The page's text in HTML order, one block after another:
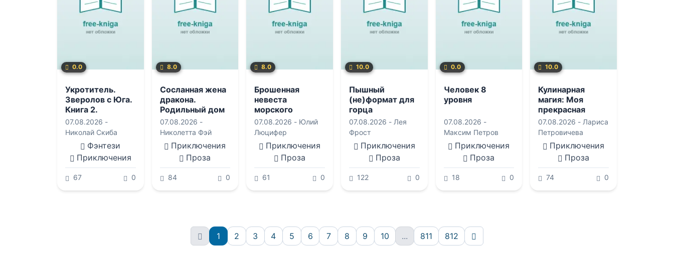
0.0
Укротитель.
Зверолов с Юга.
Книга 2.
07.08.2026 -
Николай Скиба
Фэнтези
Приключения
67 0
8.0
Сосланная жена
дракона.
Родильный дом
на краю
Империи
07.08.2026 -
Николетта Фэй
Приключения
Проза
84 0
8.0
Брошенная
невеста
морского
дракона.Хозяйка
Штормового
приюта
07.08.2026 - Юлий
Люцифер
Приключения
Проза
61 0
10.0
Пышный
(не)формат для
горца
07.08.2026 - Лея
Фрост
Приключения
Проза
122 0
0.0
Человек 8
уровня
07.08.2026 -
Максим Петров
Приключения
Проза
18 0
10.0
Кулинарная
магия: Моя
прекрасная
повариха. Самый
вкусный пирог в
мире. Черничная
ведьма, или Все
о десертах и
любви
07.08.2026 - Лариса
Петровичева
Приключения
Проза
74 0
1 2 3 4 5 6 7 8 9 10 ... 811 812 Вперёд